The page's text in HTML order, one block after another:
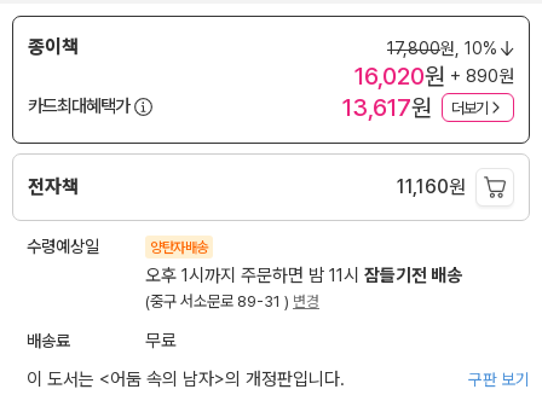
종이책 17,800원, 10%
16,020원 + 890원
카드최대혜택가
13,617원 더보기
전자책 11,160원
수령예상일 양탄자배송
오후 1시까지 주문하면 밤 11시 잠들기전 배송
(중구 서소문로 89-31 ) 변경
배송료
무료
이 도서는 <어둠 속의 남자>의 개정판입니다. 구판 보기